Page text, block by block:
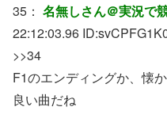
35： 名無しさん＠実況で
22:12:03.96 ID:
>>34
F1のエンディングか、懐
良い曲だね